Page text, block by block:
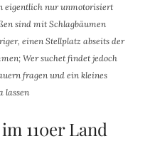
eigentlich nur unmotorisiert
sind mit Schlagbäumen
einen Stellplatz abseits der
Wer suchet findet jedoch
fragen und ein kleines
lassen
110er Land